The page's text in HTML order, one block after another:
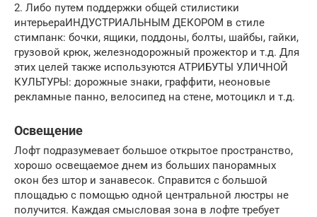
2. Либо путем поддержки общей стилистики
интерьераИНДУСТРИАЛЬНЫМ ДЕКОРОМ в стиле
стимпанк: бочки, ящики, поддоны, болты, шайбы, гайки,
грузовой крюк, железнодорожный прожектор и т.д. Для
этих целей также используются АТРИБУТЫ УЛИЧНОЙ
КУЛЬТУРЫ: дорожные знаки, граффити, неоновые
рекламные панно, велосипед на стене, мотоцикл и т.д.
Освещение
Лофт подразумевает большое открытое пространство,
хорошо освещаемое днем из больших панорамных
окон без штор и занавесок. Справится с большой
площадью с помощью одной центральной люстры не
получится. Каждая смысловая зона в лофте требует